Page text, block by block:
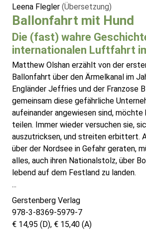
Leena Flegler (Übersetzung)
Ballonfahrt mit Hund
Die (fast) wahre
internationalen Luftfahrt
Matthew Olshan erzählt von der
Ballonfahrt über den Ärmelkanal im
Engländer Jeffries und der Franzose
gemeinsam diese gefährliche
aufeinander angewiesen sind, möchte
teilen. Immer wieder versuchen sie,
auszutricksen, und streiten erbittert.
über der Nordsee in Gefahr geraten,
alles, auch ihren Nationalstolz, über
lebend auf dem Festland zu landen.
...
Gerstenberg Verlag
978-3-8369-5979-7
€ 14,95 (D), € 15,40 (A)